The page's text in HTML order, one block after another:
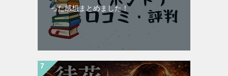
った感想まとめました！